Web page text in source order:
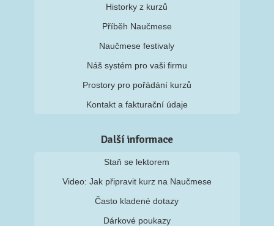
Historky z kurzů
Příběh Naučmese
Naučmese festivaly
Náš systém pro vaši firmu
Prostory pro pořádání kurzů
Kontakt a fakturační údaje
Další informace
Staň se lektorem
Video: Jak připravit kurz na Naučmese
Často kladené dotazy
Dárkové poukazy